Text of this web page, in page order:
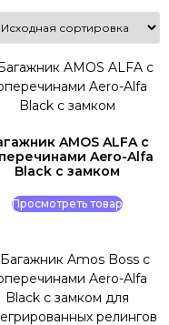
AMOS ALFA c
Aero-Alfa
Black с замком
Просмотреть товар